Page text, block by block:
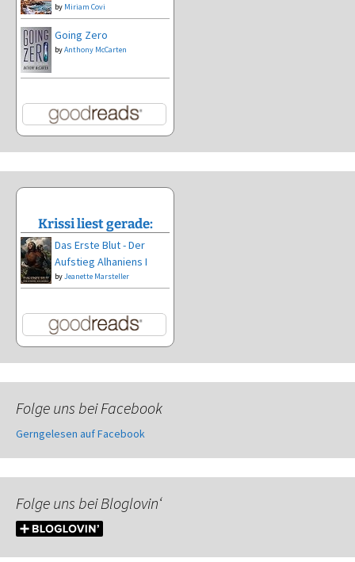
by Miriam Covi
Going Zero
byAnthony McCarten
Krissi liest gerade:
Das Erste Blut - Der
Aufstieg Alhaniens I
byJeanette Marsteller
Folge uns bei Facebook
Gerngelesen auf Facebook
Folge uns bei Bloglovin‘